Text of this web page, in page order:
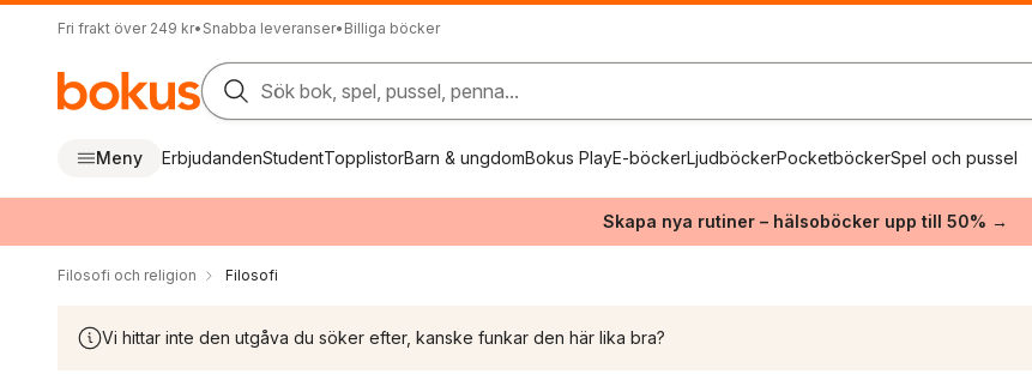
Fri frakt över 249 kr• Snabba leveranser• Billiga böcker
Sök bok, spel, pussel, penna...
Meny ErbjudandenStudentTopplistorBarn & ungdomBokus PlayE-böckerLjudböckerPocketböckerSpel och pussel
Skapa nya rutiner – hälsoböcker upp till 50% →
Filosofi och religion Filosofi
Vi hittar inte den utgåva du söker efter, kanske funkar den här lika bra?